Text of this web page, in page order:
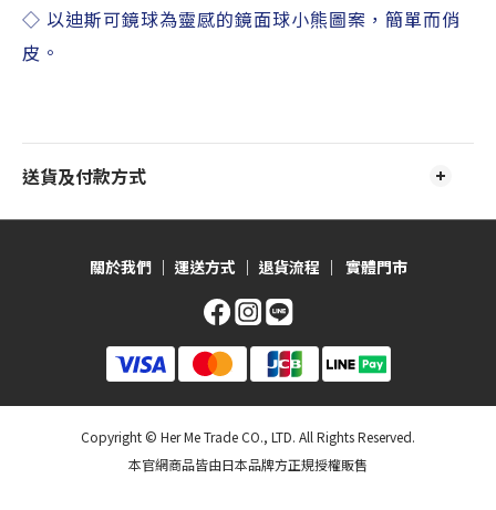
◇ 以迪斯可鏡球為靈感的鏡面球小熊圖案，簡單而俏
皮。
送貨及付款方式
關於我們｜ 運送方式｜ 退貨流程 ｜ 實體門市
Copyright © Her Me Trade CO., LTD. All Rights Reserved.
本官網商品皆由日本品牌方正規授權販售